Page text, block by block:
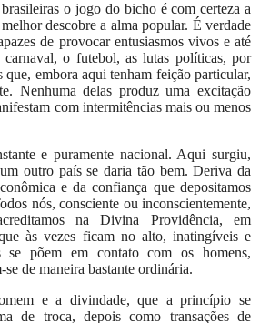
o jogo do bicho é com certeza a
descobre a alma popular. É verdade
de provocar entusiasmos vivos e até
carnaval, o futebol, as lutas políticas, por
que, embora aqui tenham feição particular,
Nenhuma delas produz uma excitação
com intermitências mais ou menos
e puramente nacional. Aqui surgiu,
outro país se daria tão bem. Deriva da
e da confiança que depositamos
nós, consciente ou inconscientemente,
na Divina Providência, em
às vezes ficam no alto, inatingíveis e
se põem em contato com os homens,
de maneira bastante ordinária.
e a divindade, que a princípio se
de troca, depois como transações de